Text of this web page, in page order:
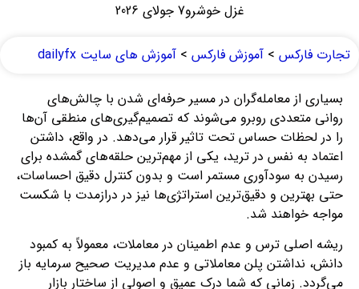
غزل خوشرو7 جولای 2026
تجارت فارکس > آموزش فارکس > آموزش های سایت dailyfx
بسیاری از معامله‌گران در مسیر حرفه‌ای شدن با چالش‌های
روانی متعددی روبرو می‌شوند که تصمیم‌گیری‌های منطقی آن‌ها
را در لحظات حساس تحت تاثیر قرار می‌دهد. در واقع، داشتن
اعتماد به نفس در ترید، یکی از مهم‌ترین حلقه‌های گمشده برای
رسیدن به سودآوری مستمر است و بدون کنترل دقیق احساسات،
حتی بهترین و دقیق‌ترین استراتژی‌ها نیز در درازمدت با شکست
مواجه خواهند شد.
ریشه اصلی ترس و عدم اطمینان در معاملات، معمولاً به کمبود
دانش، نداشتن پلن معاملاتی و عدم مدیریت صحیح سرمایه باز
می‌گردد. زمانی که شما درک عمیق و اصولی از ساختار بازار